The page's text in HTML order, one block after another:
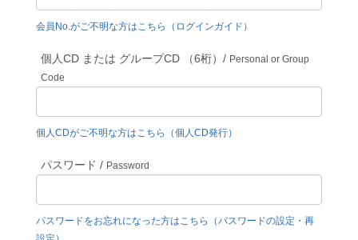
会員No.がご不明な方はこちら（ログインガイド）
個人CD または グループCD （6桁）/ Personal or Group
Code
個人CDがご不明な方はこちら（個人CD発行）
パスワード / Password
パスワードをお忘れになった方はこちら（パスワードの設定・再